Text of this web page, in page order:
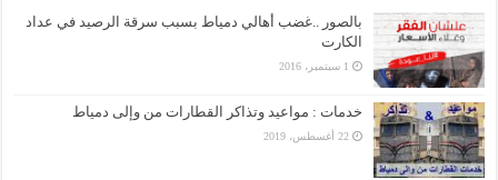
بالصور ..غضب أهالي دمياط بسبب سرقة الرصيد في عداد
الكارت
1 سبتمبر، 2016
خدمات : مواعيد وتذاكر القطارات من وإلى دمياط
22 أغسطس، 2019